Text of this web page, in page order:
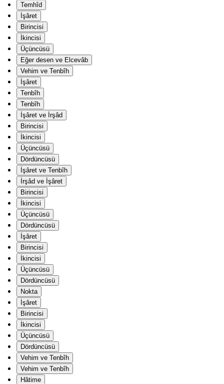
Temhîd
İşâret
Birincisi
İkincisi
Üçüncüsü
Eğer desen ve Elcevâb
Vehim ve Tenbîh
İşâret
Tenbîh
Tenbîh
İşâret ve İrşâd
Birincisi
İkincisi
Üçüncüsü
Dördüncüsü
İşâret ve Tenbîh
İrşâd ve İşâret
Birincisi
İkincisi
Üçüncüsü
Dördüncüsü
İşâret
Birincisi
İkincisi
Üçüncüsü
Dördüncüsü
Nokta
İşâret
Birincisi
İkincisi
Üçüncüsü
Dördüncüsü
Vehim ve Tenbîh
Vehim ve Tenbîh
Hâtime